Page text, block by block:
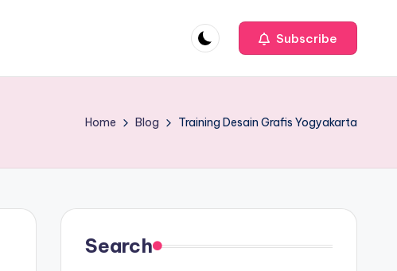
Subscribe
Home Blog Training Desain Grafis Yogyakarta
Search